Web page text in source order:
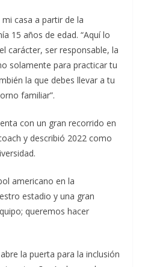
casa a partir de la
15 años de edad. “Aquí lo
carácter, ser responsable, la
solamente para practicar tu
la que debes llevar a tu
familiar”.
con un gran recorrido en
y describió 2022 como
americano en la
estadio y una gran
queremos hacer
la puerta para la inclusión